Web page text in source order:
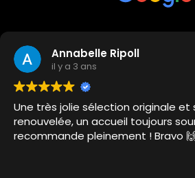
Annabelle Ripoll
il y a 3 ans
Une très jolie sélection originale et
renouvelée, un accueil toujours
recommande pleinement ! Bravo